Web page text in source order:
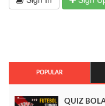
POPULAR
QUIZ